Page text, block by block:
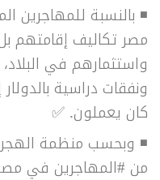
◾ بالنسبة للمهاجرين
مصر تكاليف إقامتهم
واستثمارهم في
ونفقات دراسية
كان يعملون. ✅
من #المهاجرين في